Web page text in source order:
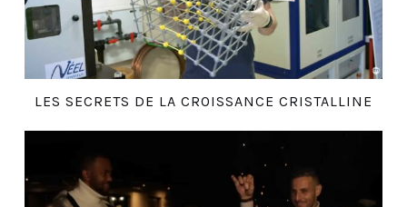
LES SECRETS DE LA CROISSANCE CRISTALLINE